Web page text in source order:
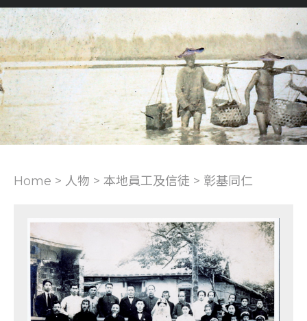
Home > 人物 > 本地員工及信徒 > 彰基同仁